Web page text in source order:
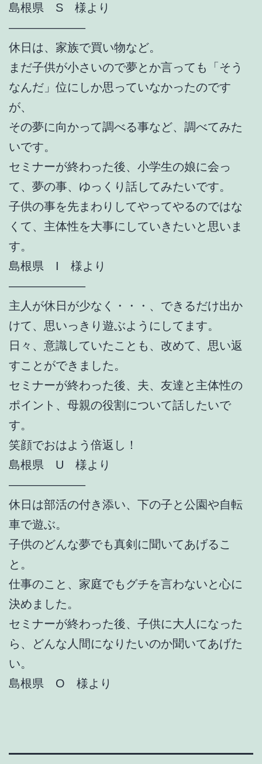
島根県 S 様より
——————–
休日は、家族で買い物など。
まだ子供が小さいので夢とか言っても「そう
なんだ」位にしか思っていなかったのです
が、
その夢に向かって調べる事など、調べてみた
いです。
セミナーが終わった後、小学生の娘に会っ
て、夢の事、ゆっくり話してみたいです。
子供の事を先まわりしてやってやるのではな
くて、主体性を大事にしていきたいと思いま
す。
島根県 I 様より
——————–
主人が休日が少なく・・・、できるだけ出か
けて、思いっきり遊ぶようにしてます。
日々、意識していたことも、改めて、思い返
すことができました。
セミナーが終わった後、夫、友達と主体性の
ポイント、母親の役割について話したいで
す。
笑顔でおはよう倍返し！
島根県 U 様より
——————–
休日は部活の付き添い、下の子と公園や自転
車で遊ぶ。
子供のどんな夢でも真剣に聞いてあげるこ
と。
仕事のこと、家庭でもグチを言わないと心に
決めました。
セミナーが終わった後、子供に大人になった
ら、どんな人間になりたいのか聞いてあげた
い。
島根県 O 様より